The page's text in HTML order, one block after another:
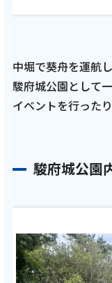
中堀で葵舟を運航
駿府城公園として
イベントを行った
駿府城公園